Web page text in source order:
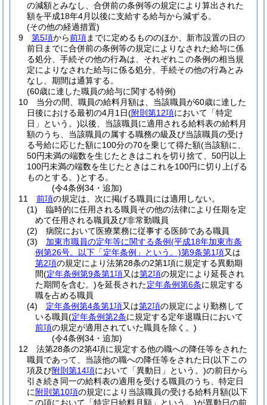
の減額とみなし、合併前の条例等の規定により算出された
額を平成18年4月以後に支給する給与から減ずる。
(その他の経過措置)
9
第5項から前項までに定めるもののほか、新市設置の日の
前日までに合併前の条例等の規定によりなされた給与に係
る処分、手続その他の行為は、それぞれこの条例の相当規
定によりなされた給与に係る処分、手続その他の行為とみ
なし、期間は通算する。
(60歳に達した職員の給与に関する特例)
10
当分の間、職員の給料月額は、当該職員が60歳に達した
日後における最初の4月1日(附則第12項において「特定
日」という。)以後、当該職員に適用される給料表の給料月
額のうち、当該職員の属する職務の級及び当該職員の受け
る号給に応じた額に100分の70を乗じて得た額(当該額に、
50円未満の端数を生じたときはこれを切り捨て、50円以上
100円未満の端数を生じたときはこれを100円に切り上げる
ものとする。)とする。
(令4条例34・追加)
11
前項の規定は、次に掲げる職員には適用しない。
(1)
臨時的に任用される職員その他の法律により任期を定
めて任用される職員及び非常勤職員
(2)
病院において医療業務に従事する医師である職員
(3)
加東市職員の定年等に関する条例(平成18年加東市条
例第26号。以下「定年条例」という。)第9条第1項又は
第2項の規定により法第28条の2第1項に規定する異動期
間(定年条例第9条第1項又は第2項の規定により延長され
た期間を含む。)を延長された定年条例第6条に規定する
職を占める職員
(4)
定年条例第4条第1項又は第2項の規定により勤務して
いる職員(定年条例第2条に規定する定年退職日において
前項の規定が適用されていた職員を除く。)
(令4条例34・追加)
12
法第28条の2第4項に規定する他の職への降任等をされた
職員であって、当該他の職への降任等をされた日(以下この
項及び附則第14項において「異動日」という。)の前日から
引き続き同一の給料表の適用を受ける職員のうち、特定日
に 附則第10項の規定により当該職員の受ける給料月額(以下
この項において「特定日給料月額」という。)が異動日の前